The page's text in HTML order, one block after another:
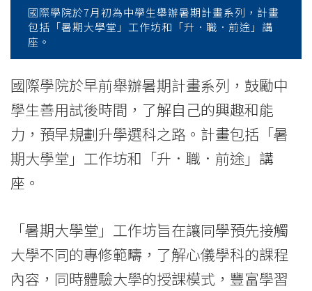
學
院
消
息
國
際
學
國際學院於7月初為中學生舉辦暑期計畫系列，計畫
包括「暑期大學堂」工作坊和「升．職．前途」講
座。
國際學院於早前舉辦暑期計畫系列，鼓勵中
學生善用試後時間，了解自己的興趣和能
力，預早規劃升學選科之路。計畫包括「暑
期大學堂」工作坊和「升．職．前途」講
座。
「暑期大學堂」工作坊旨在讓同學預先接觸
大學不同的專修範疇，了解心儀學科的課程
內容，同時體驗大學的授課模式，豐富學習